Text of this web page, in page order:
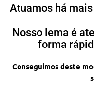
Atuamos há
Nosso lema é
forma
Conseguimos deste